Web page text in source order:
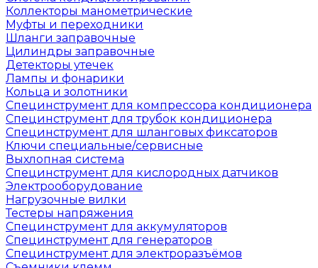
Коллекторы манометрические
Муфты и переходники
Шланги заправочные
Цилиндры заправочные
Детекторы утечек
Лампы и фонарики
Кольца и золотники
Специнструмент для компрессора кондиционера
Специнструмент для трубок кондиционера
Специнструмент для шланговых фиксаторов
Ключи специальные/сервисные
Выхлопная система
Специнструмент для кислородных датчиков
Электрооборудование
Нагрузочные вилки
Тестеры напряжения
Специнструмент для аккумуляторов
Специнструмент для генераторов
Специнструмент для электроразъёмов